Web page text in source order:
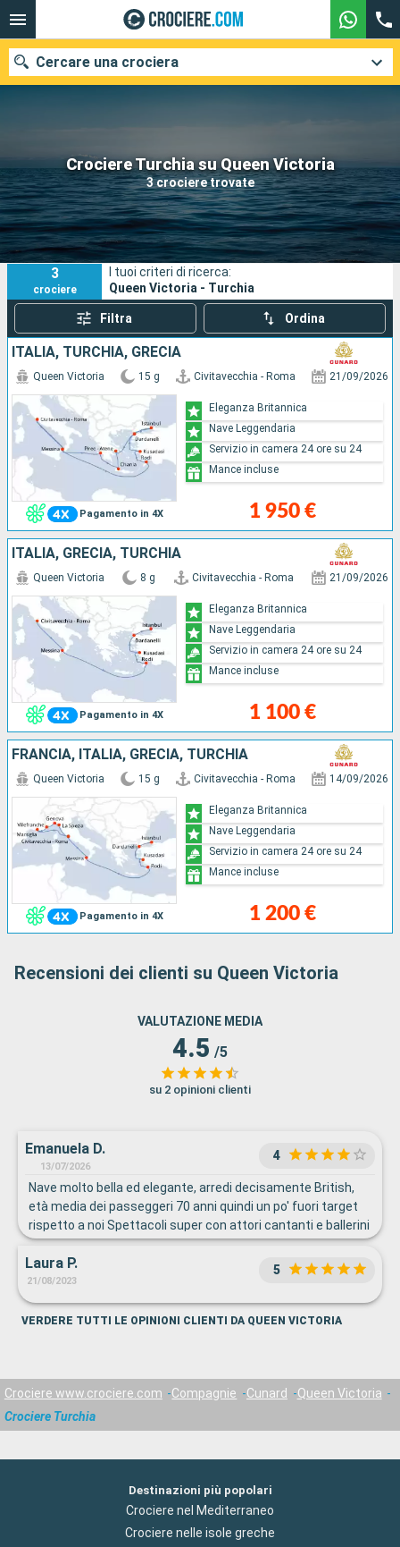
Crociere Turchia su Queen Victoria
3 crociere trovate
Cercare una crociera
Le nostre destinazioni
Mesi di partenza
Porti Compagnie
Ricerca
3
crociere
I tuoi criteri di ricerca:
Queen Victoria - Turchia
Filtra Ordina
ITALIA, TURCHIA, GRECIA
Pagamento in 4X
Queen Victoria 15 g Civitavecchia - Roma 21/09/2026
1 950 €
Eleganza Britannica
Nave Leggendaria
Servizio in camera 24 ore su 24
Mance incluse
ITALIA, GRECIA, TURCHIA
Pagamento in 4X
Queen Victoria 8 g Civitavecchia - Roma 21/09/2026
1 100 €
Eleganza Britannica
Nave Leggendaria
Servizio in camera 24 ore su 24
Mance incluse
FRANCIA, ITALIA, GRECIA, TURCHIA
Pagamento in 4X
Queen Victoria 15 g Civitavecchia - Roma 14/09/2026
1 200 €
Eleganza Britannica
Nave Leggendaria
Servizio in camera 24 ore su 24
Mance incluse
Recensioni dei clienti su Queen Victoria
VALUTAZIONE MEDIA
4.5 /5
su 2 opinioni clienti
Emanuela D.
13/07/2026
4
Nave molto bella ed elegante, arredi decisamente British,
età media dei passeggeri 70 anni quindi un po' fuori target
rispetto a noi Spettacoli super con attori cantanti e ballerini
di altissimo livello Poche attività per i "medio/giovani" ...ma
del resto l'età era da "riposino pomeridiano"
Laura P.
21/08/2023
5
VERDERE TUTTI LE OPINIONI CLIENTI DA QUEEN VICTORIA
Crociere www.crociere.com Compagnie Cunard
Queen Victoria
Crociere Turchia
Destinazioni più popolari
Crociere nel Mediterraneo
Crociere nelle isole greche